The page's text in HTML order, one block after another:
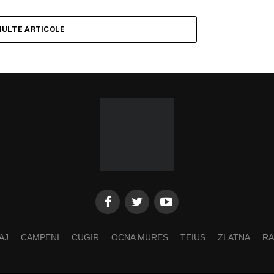
ARTICOLE
CAMPENI CUGIR OCNA MURES TEIUS ZLATNA